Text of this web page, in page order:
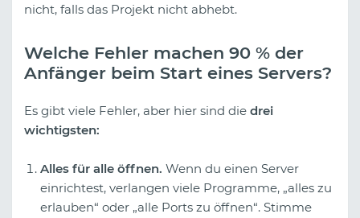
nicht, falls das Projekt nicht abhebt.
Welche Fehler machen 90 % der
Anfänger beim Start eines Servers?
Es gibt viele Fehler, aber hier sind die drei
wichtigsten:
Alles für alle öffnen. Wenn du einen Server
einrichtest, verlangen viele Programme, „alles zu
erlauben“ oder „alle Ports zu öffnen“. Stimme